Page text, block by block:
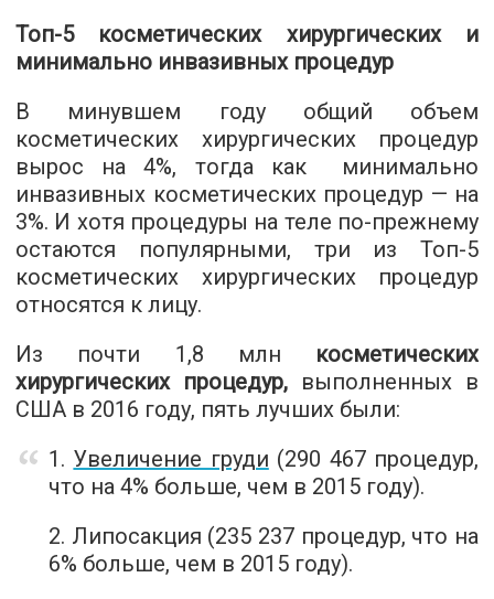
Топ-5 косметических хирургических и
минимально инвазивных процедур
В минувшем году общий объем
косметических хирургических процедур
вырос на 4%, тогда как минимально
инвазивных косметических процедур — на
3%. И хотя процедуры на теле по-прежнему
остаются популярными, три из Топ-5
косметических хирургических процедур
относятся к лицу.
Из почти 1,8 млн косметических
хирургических процедур, выполненных в
США в 2016 году, пять лучших были:
1. Увеличение груди (290 467 процедур,
что на 4% больше, чем в 2015 году).
2. Липосакция (235 237 процедур, что на
6% больше, чем в 2015 году).